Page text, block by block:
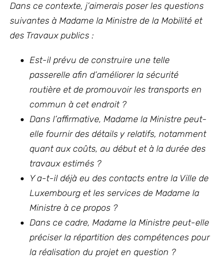
Dans ce contexte, j’aimerais poser les questions
suivantes à Madame la Ministre de la Mobilité et
des Travaux publics :
Est-il prévu de construire une telle
passerelle afin d’améliorer la sécurité
routière et de promouvoir les transports en
commun à cet endroit ?
Dans l’affirmative, Madame la Ministre peut-
elle fournir des détails y relatifs, notamment
quant aux coûts, au début et à la durée des
travaux estimés ?
Y a-t-il déjà eu des contacts entre la Ville de
Luxembourg et les services de Madame la
Ministre à ce propos ?
Dans ce cadre, Madame la Ministre peut-elle
préciser la répartition des compétences pour
la réalisation du projet en question ?